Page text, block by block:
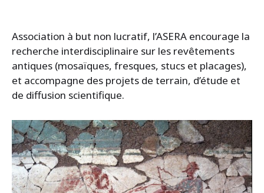
Association à but non lucratif, l’ASERA encourage la
recherche interdisciplinaire sur les revêtements
antiques (mosaïques, fresques, stucs et placages),
et accompagne des projets de terrain, d’étude et
de diffusion scientifique.